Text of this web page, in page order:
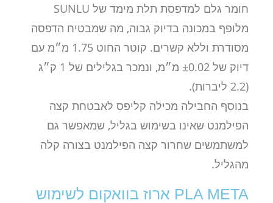
חומר גלם למדפסת תלת מימד של SUNLU
מלופף במכונה בדיוק גבוה, מה שמבטיח הדפסה
מסודרת וללא קשרים. קוטר החוט 1.75 מ״מ עם
דיוק של ±0.02 מ״מ, ונמכר בגלילים של 1 ק״ג
(2.2 ליברות).
בנוסף החבילה מכילה קליפס לאבטחת קצה
הפילמנט שאינו בשימוש בגליל, שמאפשר גם
למשתמשים שחרור קצה הפילמנט בצורה קלה
מהגליל.
PLA META ארוז בוואקום לשימוש